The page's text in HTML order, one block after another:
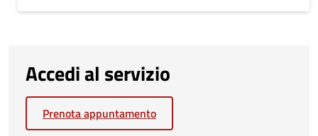
Accedi al servizio
Prenota appuntamento